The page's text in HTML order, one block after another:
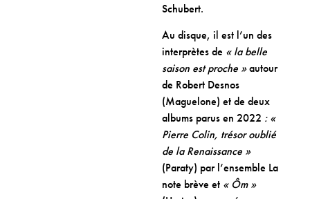
Schubert.
Au disque, il est l’un des
interprètes de « la belle
saison est proche »autour
de Robert Desnos
(Maguelone) et de deux
albums parus en 2022 : «
Pierre Colin, trésor oublié
de la Renaissance »
(Paraty) par l’ensemble La
note brève et « Ôm »